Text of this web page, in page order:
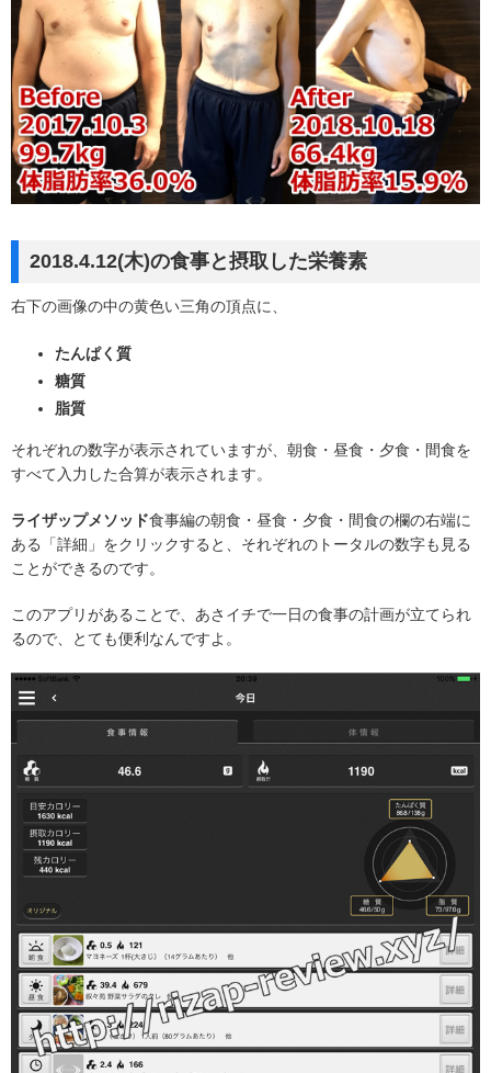
2018.4.12(木)の食事と摂取した栄養素
右下の画像の中の黄色い三角の頂点に、
たんぱく質
糖質
脂質
それぞれの数字が表示されていますが、朝食・昼食・夕食・間食を
すべて入力した合算が表示されます。
ライザップメソッド食事編の朝食・昼食・夕食・間食の欄の右端に
ある「詳細」をクリックすると、それぞれのトータルの数字も見る
ことができるのです。
このアプリがあることで、あさイチで一日の食事の計画が立てられ
るので、とても便利なんですよ。